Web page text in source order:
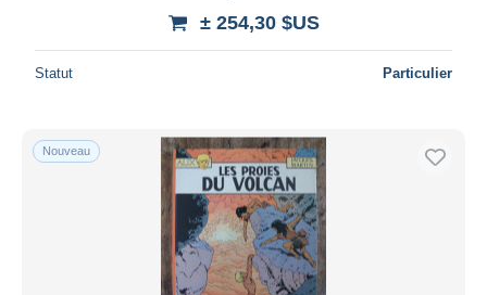
± 254,30 $US
Statut Particulier
Nouveau